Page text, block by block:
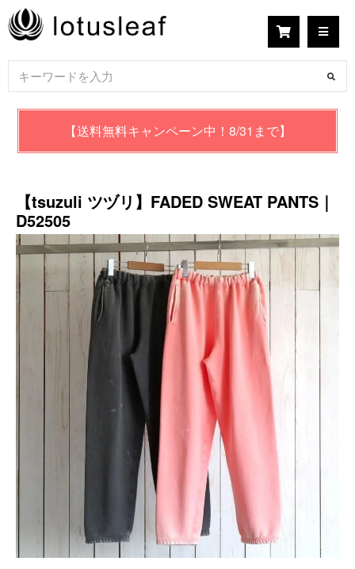
【送料無料キャンペーン中！8/31まで】
【tsuzuli ツヅリ】FADED SWEAT PANTS｜
D52505